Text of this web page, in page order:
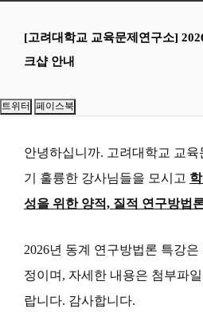
[고려대학교 교육문제연구소]
크샵 안내
안녕하십니까. 고려대학교 교
기 훌륭한 강사님들을 모시고
성을 위한 양적, 질적 연구방법
2026년 동계 연구방법론 특강은
정이며, 자세한 내용은 첨부파
랍니다. 감사합니다.